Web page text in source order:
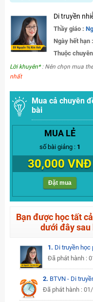
Di truyền
Thầy giáo :
Ngày hết hạn
Thuộc
Lời khuyên*: Nên chọn mua
nhất
Mua cả chuyên
bài
MUA LẺ
số bài giảng : 1
30,000 VNĐ
Đặt mua
Bạn được học tất
dưới đây sau
1. Di truyền học
Đã phát hành :
2. BTVN - Di
Đã phát hành :